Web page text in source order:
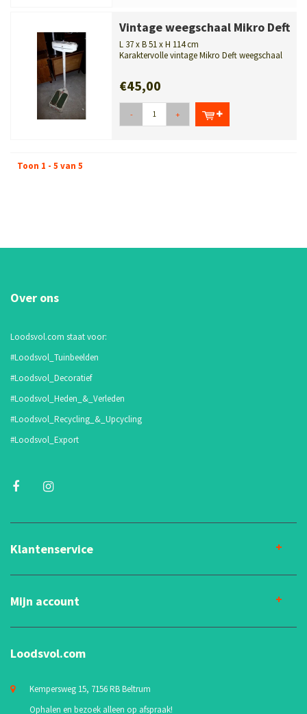
Vintage weegschaal Mikro Deft
L 37 x B 51 x H 114 cm
Karaktervolle vintage Mikro Deft weegschaal
€45,00
- +
Toon 1 - 5 van 5
Over ons
Loodsvol.com staat voor:
#Loodsvol_Tuinbeelden
#Loodsvol_Decoratief
#Loodsvol_Heden_&_Verleden
#Loodsvol_Recycling_&_Upcycling
#Loodsvol_Export
Klantenservice
Mijn account
Loodsvol.com
Kempersweg 15, 7156 RB Beltrum
Ophalen en bezoek alleen op afspraak!